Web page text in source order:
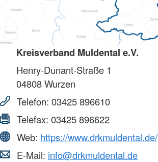
Kreisverband Muldental e.V.
Henry-Dunant-Straße 1
04808Wurzen
Telefon: 03425 896610
Telefax: 03425 896622
Web: https://www.drkmuldental.de/
E-Mail: info@drkmuldental.de